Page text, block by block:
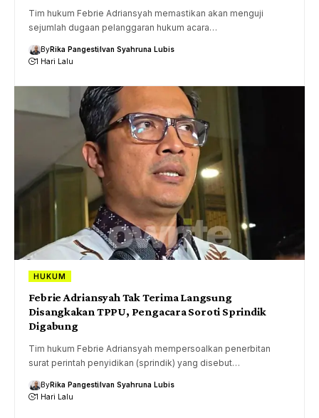
Tim hukum Febrie Adriansyah memastikan akan menguji
sejumlah dugaan pelanggaran hukum acara…
ByRika PangestiIvan Syahruna Lubis
1 Hari Lalu
HUKUM
Febrie Adriansyah Tak Terima Langsung
Disangkakan TPPU, Pengacara Soroti Sprindik
Digabung
Tim hukum Febrie Adriansyah mempersoalkan penerbitan
surat perintah penyidikan (sprindik) yang disebut…
ByRika PangestiIvan Syahruna Lubis
1 Hari Lalu